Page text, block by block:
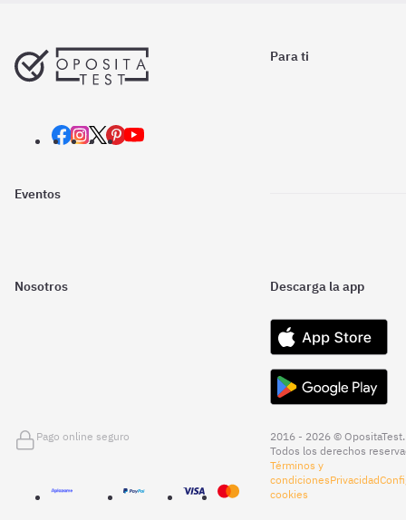
Para ti
Eventos
Nosotros Descarga la app
Pago online seguro
2016 - 2026 © OpositaTest.
Todos los derechos
Términos y
condicionesPrivacidad
cookies